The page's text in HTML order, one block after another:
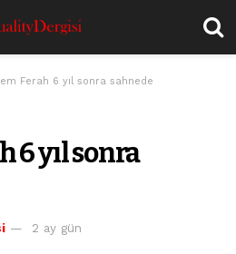
Ferah 6 yıl sonra sahnede
6 yıl sonra
2 ay gün